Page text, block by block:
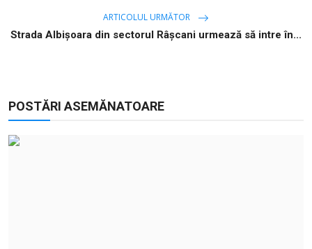
ARTICOLUL URMĂTOR
Strada Albișoara din sectorul Râșcani urmează să intre în...
POSTĂRI ASEMĂNATOARE